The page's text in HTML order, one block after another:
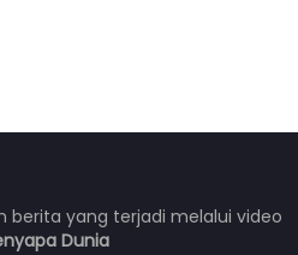
berita yang terjadi melalui video
Dunia